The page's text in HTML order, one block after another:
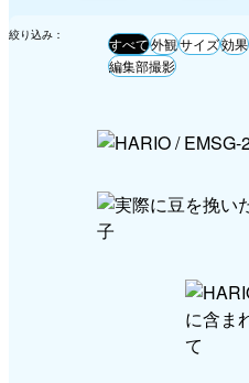
絞り込み： すべて外観サイズ効果
編集部撮影